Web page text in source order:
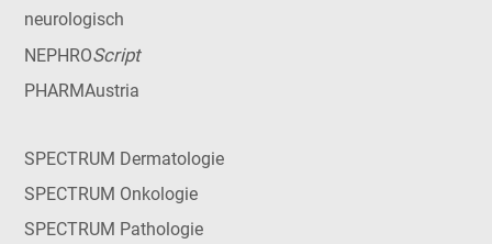
neurologisch
NEPHROScript
PHARMAustria
SPECTRUM Dermatologie
SPECTRUM Onkologie
SPECTRUM Pathologie